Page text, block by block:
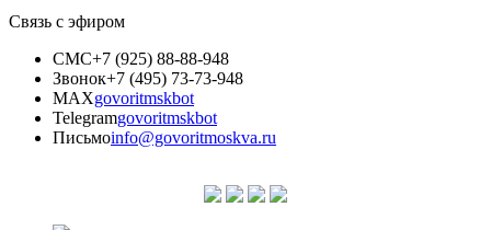
Связь с эфиром
СМС+7 (925) 88-88-948
Звонок+7 (495) 73-73-948
MAXgovoritmskbot
Telegramgovoritmskbot
Письмоinfo@govoritmoskva.ru